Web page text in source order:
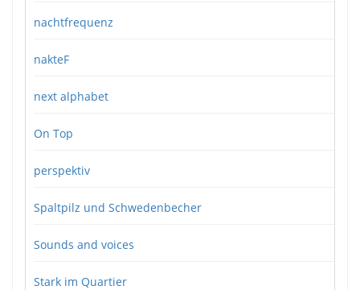
nachtfrequenz
nakteF
next alphabet
On Top
perspektiv
Spaltpilz und Schwedenbecher
Sounds and voices
Stark im Quartier